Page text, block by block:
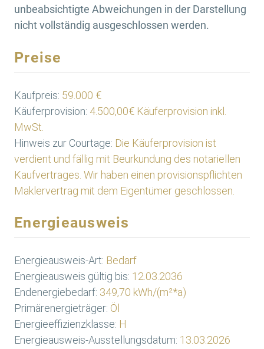
unbeabsichtigte Abweichungen in der Darstellung
nicht vollständig ausgeschlossen werden.
Preise
Kaufpreis: 59.000 €
Käuferprovision: 4.500,00€ Käuferprovision inkl.
MwSt.
Hinweis zur Courtage: Die Käuferprovision ist
verdient und fällig mit Beurkundung des notariellen
Kaufvertrages. Wir haben einen provisionspflichten
Maklervertrag mit dem Eigentümer geschlossen.
Energieausweis
Energieausweis-Art: Bedarf
Energieausweis gültig bis: 12.03.2036
Endenergiebedarf: 349,70 kWh/(m²*a)
Primärenergieträger: Öl
Energieeffizienzklasse: H
Energieausweis-Ausstellungsdatum: 13.03.2026